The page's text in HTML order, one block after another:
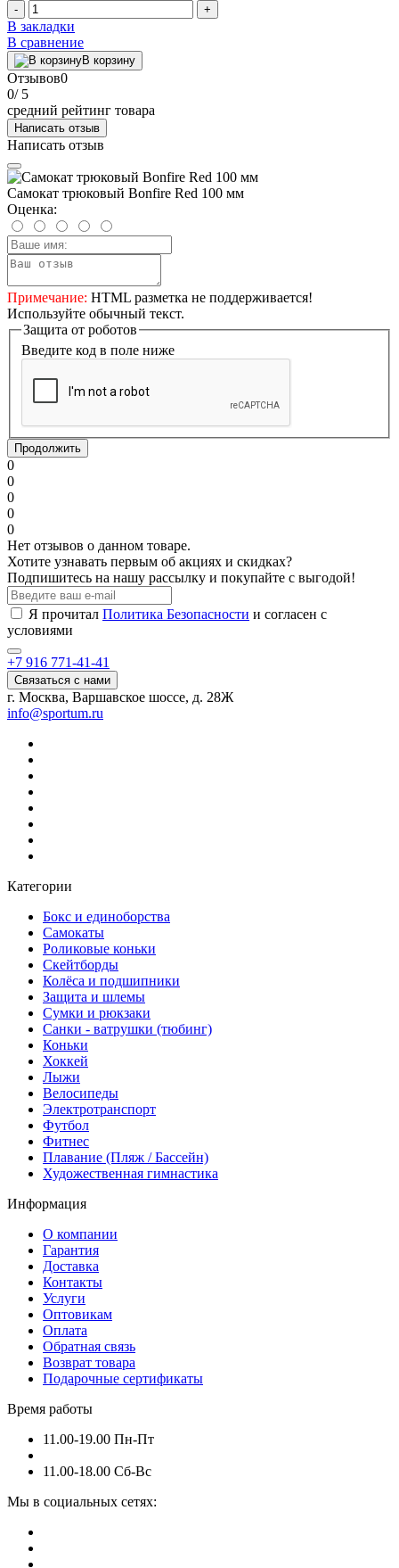
- +
В закладки
В сравнение
В корзину
Отзывов0
0/ 5
средний рейтинг товара
Написать отзыв
Написать отзыв
Самокат трюковый Bonfire Red 100 мм
Оценка:
Примечание: HTML разметка не поддерживается!
Используйте обычный текст.
Защита от роботов
Введите код в поле ниже
Продолжить
0
0
0
0
0
Нет отзывов о данном товаре.
Хотите узнавать первым об акциях и скидках?
Подпишитесь на нашу рассылку и покупайте с выгодой!
Я прочитал Политика Безопасности и согласен с
условиями
+7 916 771-41-41
Связаться с нами
г. Москва, Варшавское шоссе, д. 28Ж
info@sportum.ru
Категории
Бокс и единоборства
Самокаты
Роликовые коньки
Скейтборды
Колёса и подшипники
Защита и шлемы
Сумки и рюкзаки
Санки - ватрушки (тюбинг)
Коньки
Хоккей
Лыжи
Велосипеды
Электротранспорт
Футбол
Фитнес
Плавание (Пляж / Бассейн)
Художественная гимнастика
Информация
О компании
Гарантия
Доставка
Контакты
Услуги
Оптовикам
Оплата
Обратная связь
Возврат товара
Подарочные сертификаты
Время работы
11.00-19.00 Пн-Пт
11.00-18.00 Сб-Вс
Мы в социальных сетях: